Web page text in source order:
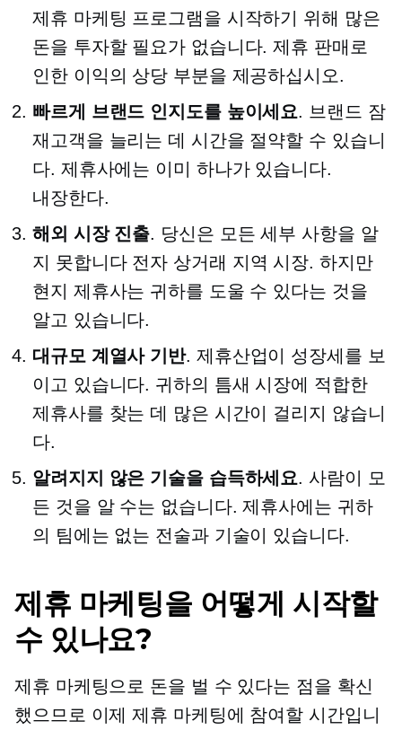
제휴 마케팅 프로그램을 시작하기 위해 많은
돈을 투자할 필요가 없습니다. 제휴 판매로
인한 이익의 상당 부분을 제공하십시오.
빠르게 브랜드 인지도를 높이세요. 브랜드 잠
재고객을 늘리는 데 시간을 절약할 수 있습니
다. 제휴사에는 이미 하나가 있습니다.
내장한다.
해외 시장 진출. 당신은 모든 세부 사항을 알
지 못합니다 전자 상거래 지역 시장. 하지만
현지 제휴사는 귀하를 도울 수 있다는 것을
알고 있습니다.
대규모 계열사 기반. 제휴산업이 성장세를 보
이고 있습니다. 귀하의 틈새 시장에 적합한
제휴사를 찾는 데 많은 시간이 걸리지 않습니
다.
알려지지 않은 기술을 습득하세요. 사람이 모
든 것을 알 수는 없습니다. 제휴사에는 귀하
의 팀에는 없는 전술과 기술이 있습니다.
제휴 마케팅을 어떻게 시작할
수 있나요?
제휴 마케팅으로 돈을 벌 수 있다는 점을 확신
했으므로 이제 제휴 마케팅에 참여할 시간입니